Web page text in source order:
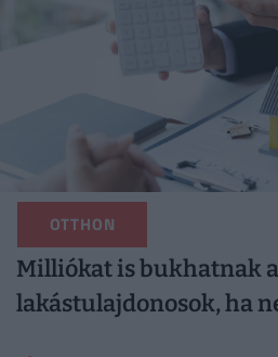
OTTHON
Milliókat is bukhatnak a
lakástulajdonosok, ha